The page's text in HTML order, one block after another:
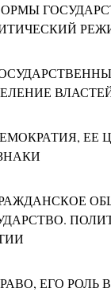
ЕЕ
ЕГО РОЛЬ